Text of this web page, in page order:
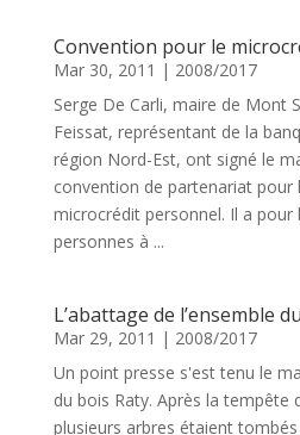
Convention pour le
Mar 30, 2011 | 2008/2017
Serge De Carli, maire de Mont
Feissat, représentant de la
région Nord-Est, ont signé le
convention de partenariat pour
microcrédit personnel. Il a pour
personnes à ...
L’abattage de l’ensemble
Mar 29, 2011 | 2008/2017
Un point presse s'est tenu le
du bois Raty. Après la tempête
plusieurs arbres étaient